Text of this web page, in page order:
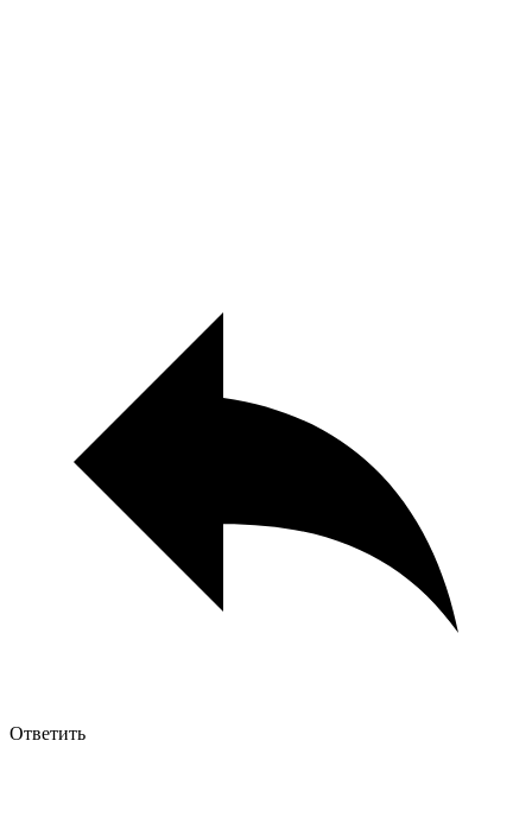
Ответить